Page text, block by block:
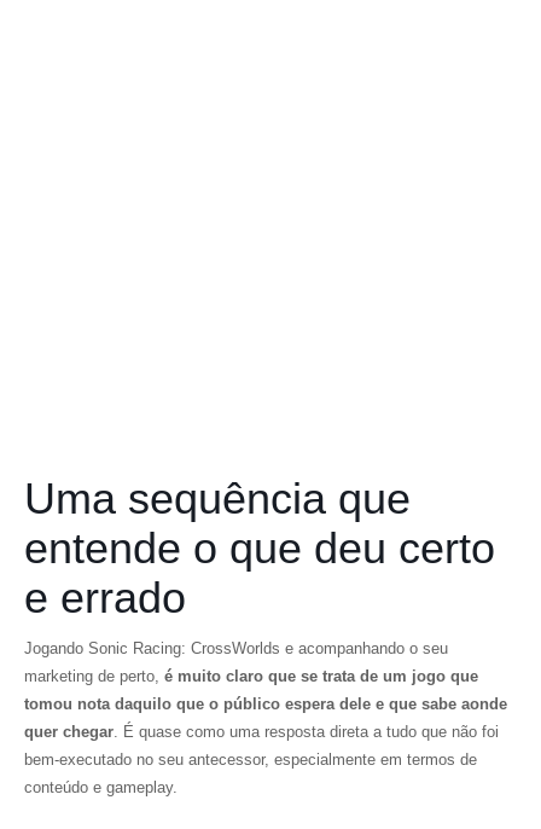
Uma sequência que
entende o que deu certo
e errado
Jogando Sonic Racing: CrossWorlds e acompanhando o seu
marketing de perto, é muito claro que se trata de um jogo que
tomou nota daquilo que o público espera dele e que sabe aonde
quer chegar. É quase como uma resposta direta a tudo que não foi
bem-executado no seu antecessor, especialmente em termos de
conteúdo e gameplay.